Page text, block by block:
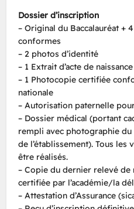
Dossier d’inscription
– Original du Baccalauréat +
conformes
– 2 photos d’identité
– 1 Extrait d’acte de naissance
– 1 Photocopie certifiée
nationale
– Autorisation paternelle
– Dossier médical (portant
rempli avec photographie
de l’établissement). Tous
être réalisés.
– Copie du dernier relevé de
certifiée par l’académie/la
– Attestation d’Assurance